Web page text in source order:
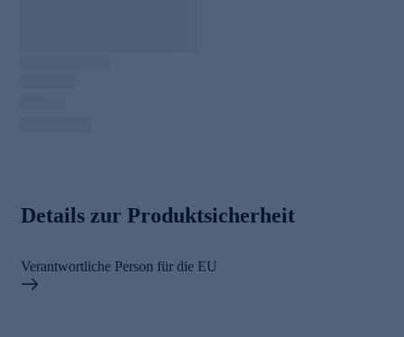
Details zur Produktsicherheit
Verantwortliche Person für die EU